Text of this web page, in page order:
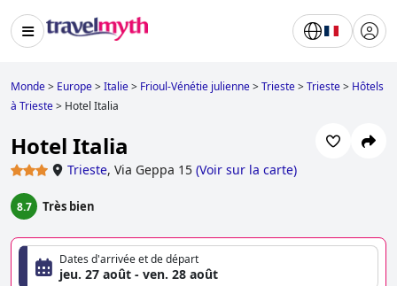
Monde> Europe>Italie> Frioul-Vénétie julienne>Trieste>Trieste> Hôtels
à Trieste> Hotel Italia
Hotel Italia
Trieste, Via Geppa 15 (Voir sur la carte)
8.7 Très bien
Dates d'arrivée et de départ
jeu. 27 août - ven. 28 août